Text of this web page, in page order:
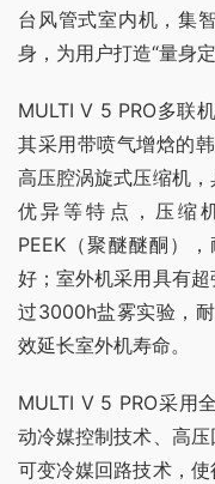
台风管式室内机，集
身，为用户打造“量身
MULTI V 5 PRO多联
其采用带喷气增焓的
高压腔涡旋式压缩机
优异等特点，压缩
PEEK（聚醚醚酮）
好；室外机采用具有
过3000h盐雾实验，
效延长室外机寿命。
MULTI V 5 PRO采用
动冷媒控制技术、高
可变冷媒回路技术，